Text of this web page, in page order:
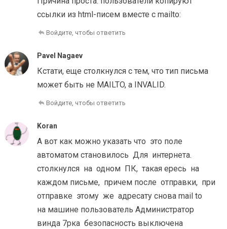
ссылки из html-писем вместе с mailto:
Войдите, чтобы ответить
Pavel Nagaev
Кстати, еще столкнулся с тем, что тип письма
может быть не MAILTO, а INVALID.
Войдите, чтобы ответить
Koran
А вот как можно указать что это поле
автоматом становилось Для интернета.
столкнулся на одном ПК, такая ересь на
каждом письме, причем после отправки, при
отправке этому же адресату снова mail to
на машине пользователь Администратор
винда 7рка безопасность выключена